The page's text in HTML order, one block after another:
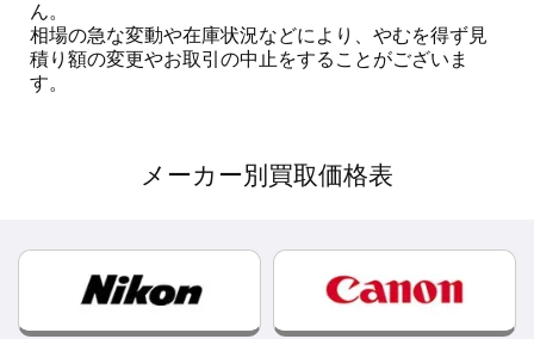
ん。
相場の急な変動や在庫状況などにより、やむを得ず見
積り額の変更やお取引の中止をすることがございま
す。
メーカー別買取価格表